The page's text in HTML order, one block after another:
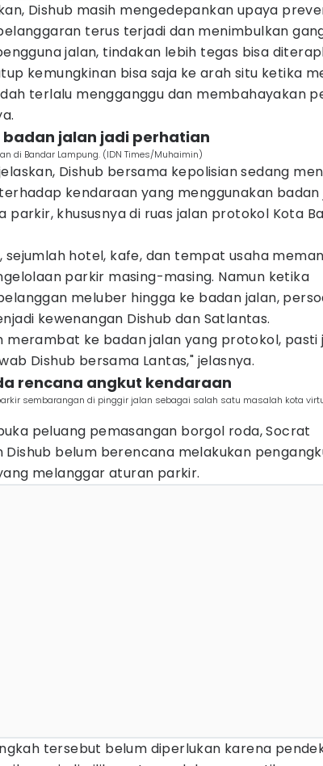
Dishub masih mengedepankan upaya
terus terjadi dan menimbulkan
jalan, tindakan lebih tegas bisa
kemungkinan bisa saja ke arah situ ketika
terlalu mengganggu dan membahayakan
badan jalan jadi perhatian
di Bandar Lampung. (IDN Times/Muhaimin)
Dishub bersama kepolisian sedang
kendaraan yang menggunakan badan
parkir, khususnya di ruas jalan protokol Kota
sejumlah hotel, kafe, dan tempat usaha
parkir masing-masing. Namun ketika
meluber hingga ke badan jalan,
kewenangan Dishub dan Satlantas.
merambat ke badan jalan yang protokol, pasti
Dishub bersama Lantas," jelasnya.
rencana angkut kendaraan
sembarangan di pinggir jalan sebagai salah satu masalah kota
peluang pemasangan borgol roda, Socrat
Dishub belum berencana melakukan
melanggar aturan parkir.
tersebut belum diperlukan karena